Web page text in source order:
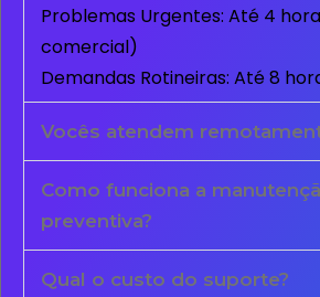
Problemas Urgentes: Até 4
comercial)
Demandas Rotineiras: Até 8
Vocês atendem
Como funciona a
preventiva?
Qual o custo do suporte?